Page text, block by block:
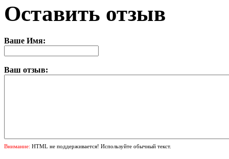
Оставить отзыв
Ваше Имя:
Ваш отзыв:
Внимание: HTML не поддерживается! Используйте обычный текст.